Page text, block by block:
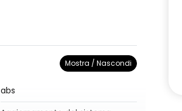
Mostra / Nascondi
abs